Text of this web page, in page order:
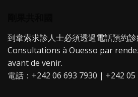
到韋索求診人士必須透過電話預約診
Consultations à Ouesso par
avant de venir.
電話：+242 06 693 7930 | +242 05